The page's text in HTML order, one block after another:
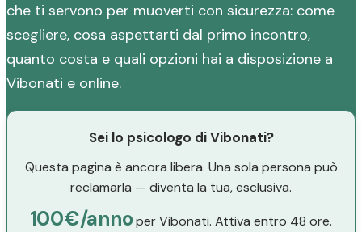
che ti servono per muoverti con sicurezza: come
scegliere, cosa aspettarti dal primo incontro,
quanto costa e quali opzioni hai a disposizione a
Vibonati e online.
Sei lo psicologo di Vibonati?
Questa pagina è ancora libera. Una sola persona può
reclamarla — diventa la tua, esclusiva.
100€/annoper Vibonati. Attiva entro 48 ore.